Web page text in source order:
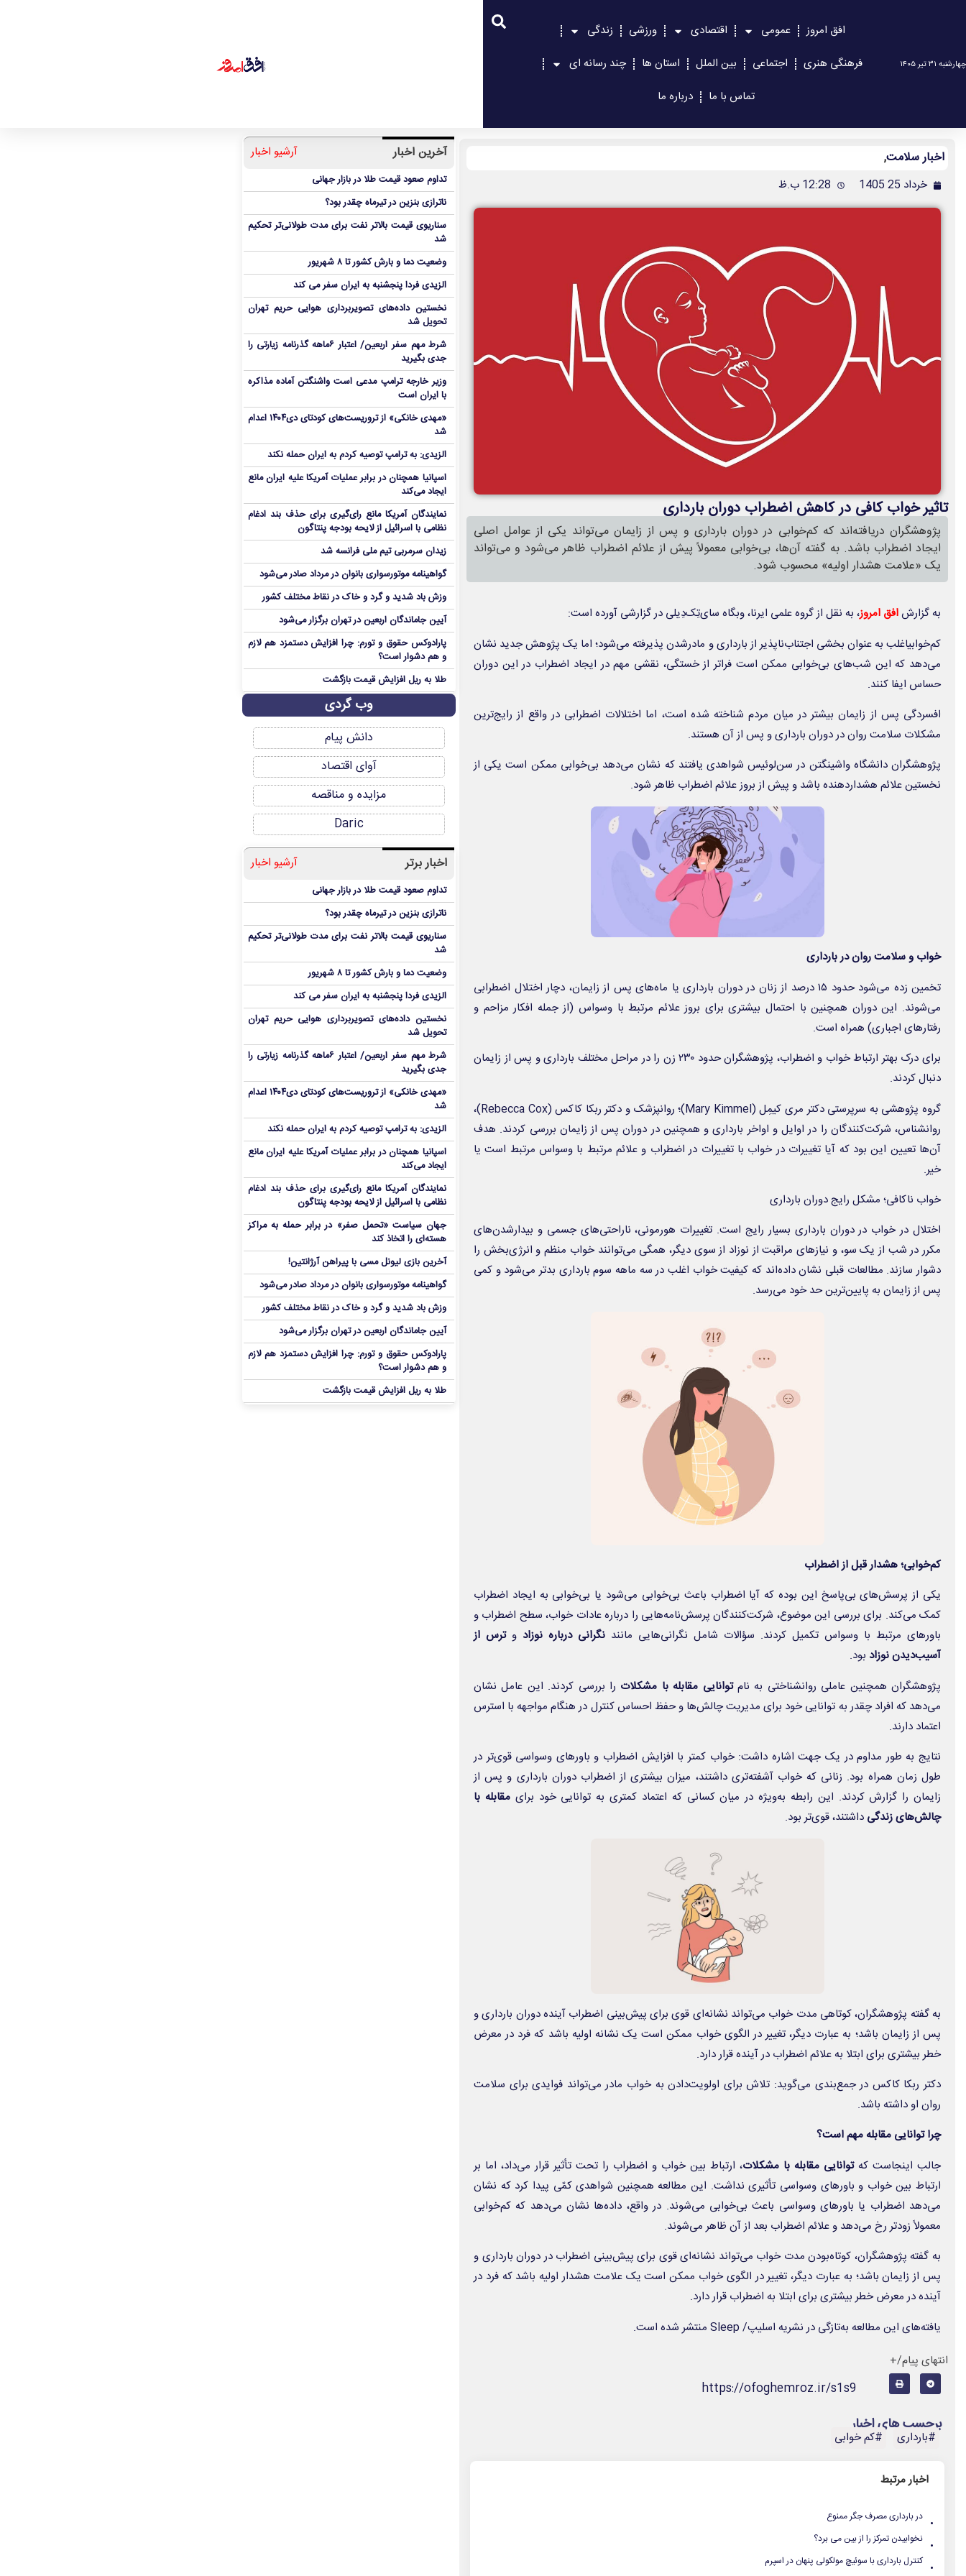
چهارشنبه ۳۱ تیر ۱۴۰۵
افق امروز عمومی اقتصادی ورزشی
زندگی
فرهنگی هنری
اجتماعی بین الملل استان ها
چند رسانه ای
تماس با ما
درباره ما
اخبار سلامت,
خرداد 25 1405 12:28 ب.ظ
تاثیر خواب کافی در کاهش اضطراب دوران بارداری
پژوهشگران دریافته‌اند که کم‌خوابی در دوران بارداری و پس از زایمان می‌تواند یکی از عوامل اصلی
ایجاد اضطراب باشد. به گفته آن‌ها، بی‌خوابی معمولاً پیش از علائم اضطراب ظاهر می‌شود و می‌تواند
یک «علامت هشدار اولیه» محسوب شود.
به گزارش افق امروز، به نقل از گروه علمی ایرنا، وبگاه سای‌تِک‌دِیلی در گزارشی آورده است:
کم‌خوابیاغلب به عنوان بخشی اجتناب‌ناپذیر از بارداری و مادرشدن پذیرفته می‌شود؛ اما یک پژوهش جدید نشان
می‌دهد که این شب‌های بی‌خوابی ممکن است فراتر از خستگی، نقشی مهم در ایجاد اضطراب در این دوران
حساس ایفا کنند.
افسردگی پس از زایمان بیشتر در میان مردم شناخته شده است، اما اختلالات اضطرابی در واقع از رایج‌ترین
مشکلات سلامت روان در دوران بارداری و پس از آن هستند.
پژوهشگران دانشگاه واشینگتن در سن‌لوئیس شواهدی یافتند که نشان می‌دهد بی‌خوابی ممکن است یکی از
نخستین علائم هشداردهنده باشد و پیش از بروز علائم اضطراب ظاهر شود.
خواب و سلامت روان در بارداری
تخمین زده می‌شود حدود ۱۵ درصد از زنان در دوران بارداری یا ماه‌های پس از زایمان، دچار اختلال اضطرابی
می‌شوند. این دوران همچنین با احتمال بیشتری برای بروز علائم مرتبط با وسواس (از جمله افکار مزاحم و
رفتارهای اجباری) همراه است.
برای درک بهتر ارتباط خواب و اضطراب، پژوهشگران حدود ۲۳۰ زن را در مراحل مختلف بارداری و پس از زایمان
دنبال کردند.
گروه پژوهشی به سرپرستی دکتر مری کیمِل (Mary Kimmel)؛ روانپزشک و دکتر ربکا کاکس (Rebecca Cox)،
روانشناس، شرکت‌کنندگان را در اوایل و اواخر بارداری و همچنین در دوران پس از زایمان بررسی کردند. هدف
آن‌ها تعیین این بود که آیا تغییرات در خواب با تغییرات در اضطراب و علائم مرتبط با وسواس مرتبط است یا
خیر.
خواب ناکافی؛ مشکل رایج دوران بارداری
اختلال در خواب در دوران بارداری بسیار رایج است. تغییرات هورمونی، ناراحتی‌های جسمی و بیدارشدن‌های
مکرر در شب از یک سو، و نیازهای مراقبت از نوزاد از سوی دیگر، همگی می‌توانند خواب منظم و انرژی‌بخش را
دشوار سازند. مطالعات قبلی نشان داده‌اند که کیفیت خواب اغلب در سه ماهه سوم بارداری بدتر می‌شود و کمی
پس از زایمان به پایین‌ترین حد خود می‌رسد.
کم‌خوابی؛ هشدار قبل از اضطراب
یکی از پرسش‌های بی‌پاسخ این بوده که آیا اضطراب باعث بی‌خوابی می‌شود یا بی‌خوابی به ایجاد اضطراب
کمک می‌کند. برای بررسی این موضوع، شرکت‌کنندگان پرسش‌نامه‌هایی را درباره عادات خواب، سطح اضطراب و
باورهای مرتبط با وسواس تکمیل کردند. سؤالات شامل نگرانی‌هایی مانند نگرانی درباره نوزاد وترس از
آسیب‌دیدن نوزاد بود.
پژوهشگران همچنین عاملی روانشناختی به نامتوانایی مقابله با مشکلات را بررسی کردند. این عامل نشان
می‌دهد که افراد چقدر به توانایی خود برای مدیریت چالش‌ها و حفظ احساس کنترل در هنگام مواجهه با استرس
اعتماد دارند.
نتایج به طور مداوم در یک جهت اشاره داشت: خواب کمتر با افزایش اضطراب و باورهای وسواسی قوی‌تر در
طول زمان همراه بود. زنانی که خواب آشفته‌تری داشتند، میزان بیشتری از اضطراب دوران بارداری و پس از
زایمان را گزارش کردند. این رابطه به‌ویژه در میان کسانی که اعتماد کمتری به توانایی خود برایمقابله با
چالش‌های زندگی داشتند، قوی‌تر بود.
به گفته پژوهشگران، کوتاهی مدت خواب می‌تواند نشانه‌ای قوی‌ برای پیش‌بینی اضطراب آینده دوران بارداری و
پس از زایمان باشد؛ به عبارت دیگر، تغییر در الگوی خواب ممکن است یک نشانه اولیه باشد که فرد در معرض
خطر بیشتری برای ابتلا به علائم اضطراب در آینده قرار دارد.
دکتر ربکا کاکس در جمع‌بندی می‌گوید: تلاش برای اولویت‌دادن به خواب مادر می‌تواند فوایدی برای سلامت
روان او داشته باشد.
چرا توانایی مقابله مهم است؟
جالب اینجاست کهتوانایی مقابله با مشکلات، ارتباط بین خواب و اضطراب را تحت تأثیر قرار می‌داد، اما بر
ارتباط بین خواب و باورهای وسواسی تأثیری نداشت. این مطالعه همچنین شواهدی کمّی پیدا کرد که نشان
می‌دهد اضطراب یا باورهای وسواسی باعث بی‌خوابی می‌شوند. در واقع، داده‌ها نشان می‌دهد که کم‌خوابی
معمولاً زودتر رخ می‌دهد و علائم اضطراب بعد از آن ظاهر می‌شوند.
به گفته پژوهشگران، کوتاه‌بودن مدت خواب می‌تواند نشانه‌ای قوی‌ برای پیش‌بینی اضطراب در دوران بارداری و
پس از زایمان باشد؛ به عبارت دیگر، تغییر در الگوی خواب ممکن است یک علامت هشدار اولیه باشد که فرد در
آینده در معرض خطر بیشتری برای ابتلا به اضطراب قرار دارد.
یافته‌های این مطالعه به‌تازگی در نشریه اسلیپ/ Sleep
منتشر شده است.
انتهای پیام/+
https://ofoghemroz.ir/s1s9
برچسب های اخبار
#بارداری #کم خوابی
اخبار مرتبط
. در بارداری مصرف جگر ممنوع
. نخوابیدن تمرکز را از بین می برد؟
. کنترل بارداری با سوئیچ مولکولی پنهان در اسپرم
آخرین اخبار آرشیو اخبار
تداوم صعود قیمت طلا در بازار جهانی
ناترازی بنزین در تیرماه چقدر بود؟
سناریوی قیمت بالاتر نفت برای مدت طولانی‌تر تحکیم
شد
وضعیت دما و بارش کشور تا ۸ شهریور
الزیدی فردا پنجشنبه به ایران سفر می کند
نخستین داده‌های تصویربرداری هوایی حریم تهران
تحویل شد
شرط مهم سفر اربعین/ اعتبار ۶ماهه گذرنامه زیارتی را
جدی بگیرید
وزیر خارجه ترامپ مدعی است واشنگتن آماده مذاکره
با ایران است
«مهدی خانکی» از تروریست‌های کودتای دی۱۴۰۴ اعدام
شد
الزیدی: به ترامپ توصیه کردم به ایران حمله نکند
اسپانیا همچنان در برابر عملیات آمریکا علیه ایران مانع
ایجاد می‌کند
نمایندگان آمریکا مانع رای‌گیری برای حذف بند ادغام
نظامی با اسرائیل از لایحه بودجه پنتاگون
زیدان سرمربی تیم ملی فرانسه شد
گواهینامه موتورسواری بانوان در مرداد صادر می‌شود
وزش باد شدید و گرد و خاک در نقاط مختلف کشور
آیین جاماندگان اربعین در تهران برگزار می‌شود
پارادوکس حقوق و تورم: چرا افزایش دستمزد هم لازم
و هم دشوار است؟
طلا به ریل افزایش قیمت بازگشت
وب گردی
دانش پیام
آوای اقتصاد
مزایده و مناقصه
Daric
اخبار برتر آرشیو اخبار
تداوم صعود قیمت طلا در بازار جهانی
ناترازی بنزین در تیرماه چقدر بود؟
سناریوی قیمت بالاتر نفت برای مدت طولانی‌تر تحکیم
شد
وضعیت دما و بارش کشور تا ۸ شهریور
الزیدی فردا پنجشنبه به ایران سفر می کند
نخستین داده‌های تصویربرداری هوایی حریم تهران
تحویل شد
شرط مهم سفر اربعین/ اعتبار ۶ماهه گذرنامه زیارتی را
جدی بگیرید
«مهدی خانکی» از تروریست‌های کودتای دی۱۴۰۴ اعدام
شد
الزیدی: به ترامپ توصیه کردم به ایران حمله نکند
اسپانیا همچنان در برابر عملیات آمریکا علیه ایران مانع
ایجاد می‌کند
نمایندگان آمریکا مانع رای‌گیری برای حذف بند ادغام
نظامی با اسرائیل از لایحه بودجه پنتاگون
جهان سیاست «تحمل صفر» در برابر حمله به مراکز
هسته‌ای را اتخاذ کند
آخرین بازی لیونل مسی با پیراهن آرژانتین!
گواهینامه موتورسواری بانوان در مرداد صادر می‌شود
وزش باد شدید و گرد و خاک در نقاط مختلف کشور
آیین جاماندگان اربعین در تهران برگزار می‌شود
پارادوکس حقوق و تورم: چرا افزایش دستمزد هم لازم
و هم دشوار است؟
طلا به ریل افزایش قیمت بازگشت